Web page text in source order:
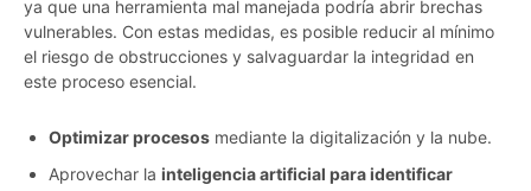
ya que una herramienta mal manejada podría abrir brechas
vulnerables. Con estas medidas, es posible reducir al mínimo
el riesgo de obstrucciones y salvaguardar la integridad en
este proceso esencial.
Optimizar procesos mediante la digitalización y la nube.
Aprovechar la inteligencia artificial para identificar